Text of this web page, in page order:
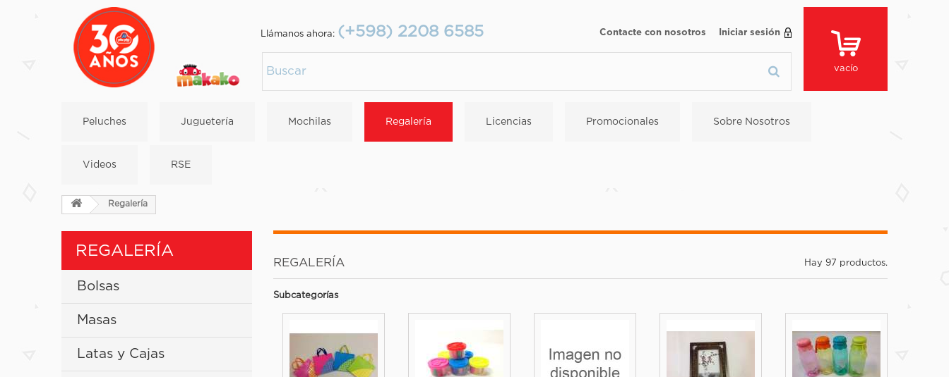
Iniciar sesión
Contacte con nosotros
Llámanos ahora: (+598) 2208 6585
vacío
Peluches Juguetería Mochilas Regalería Licencias Promocionales Sobre Nosotros
Videos RSE
Regalería
REGALERÍA
Bolsas
Masas
Latas y Cajas
REGALERÍA Hay 97 productos.
Subcategorías